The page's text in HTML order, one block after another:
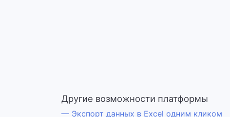
Другие возможности платформы
— Экспорт данных в Excel одним кликом